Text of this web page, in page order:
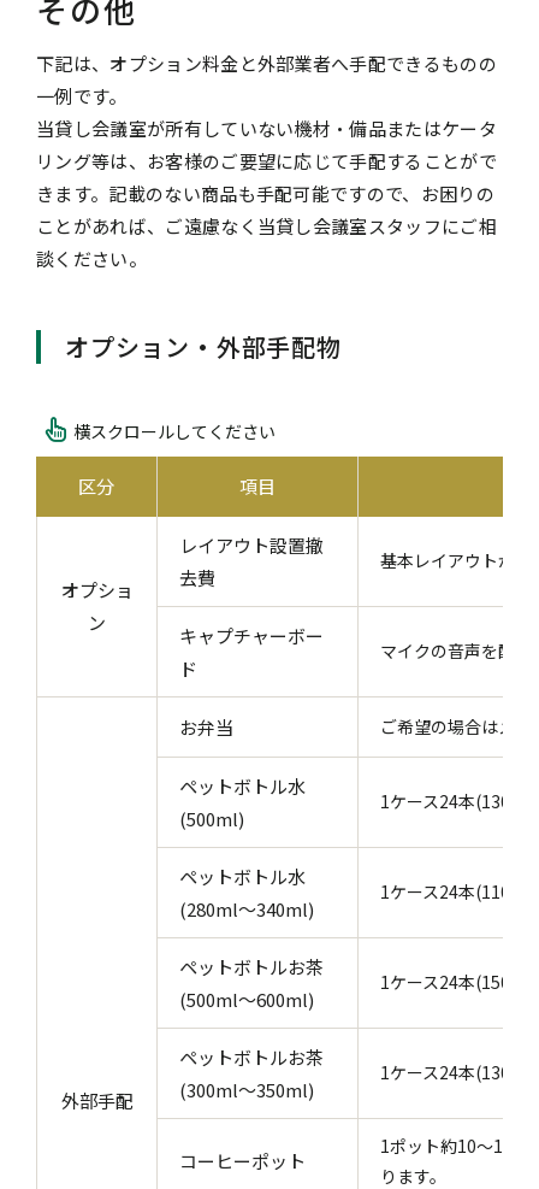
その他
下記は、オプション料金と外部業者へ手配できるものの
一例です。
当貸し会議室が所有していない機材・備品またはケータ
リング等は、お客様のご要望に応じて手配することがで
きます。記載のない商品も手配可能ですので、お困りの
ことがあれば、ご遠慮なく当貸し会議室スタッフにご相
談ください。
オプション・外部手配物
横スクロールしてください
区分 項目
オプショ
ン
レイアウト設置撤
去費
基本レイアウトから
キャプチャーボー
ド
マイクの音声を配信
外部手配
お弁当 ご希望の場合はメ
ペットボトル水
(500ml)
1ケース24本(130円/
ペットボトル水
(280ml～340ml)
1ケース24本(110円/
ペットボトルお茶
(500ml～600ml)
1ケース24本(150円/
ペットボトルお茶
(300ml～350ml)
1ケース24本(130円/
コーヒーポット
1ポット約10～15
ります。